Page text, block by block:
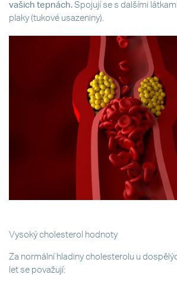
vašich tepnách. Spojují se s dalšími
plaky (tukové usazeniny).
Vysoký cholesterol hodnoty
Za normální hladiny cholesterolu u
let se považují: